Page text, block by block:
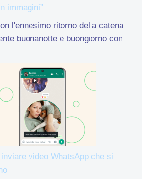
immagini”
l'ennesimo ritorno della catena
buonanotte e buongiorno con
video WhatsApp che si